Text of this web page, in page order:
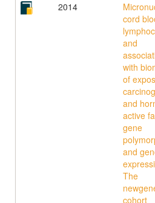
2014
cord
and
with
of
and
active
gene
and
The
cohort